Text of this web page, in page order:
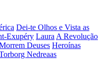
Dei-te Olhos e Vista as
Exupéry Laura A Revolução
Deuses Heroínas
Nedreaas